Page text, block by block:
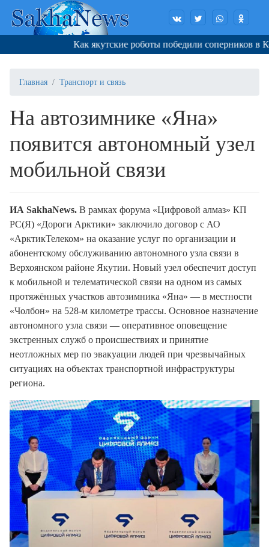
Как якутские роботы победили соперников в Корее
Главная Транспорт и связь
На автозимнике «Яна»
появится автономный узел
мобильной связи
ИA SakhaNews. В рамках форума «Цифровой алмаз» КП
РС(Я) «Дороги Арктики» заключило договор с АО
«АрктикТелеком» на оказание услуг по организации и
абонентскому обслуживанию автономного узла связи в
Верхоянском районе Якутии. Новый узел обеспечит доступ
к мобильной и телематической связи на одном из самых
протяжённых участков автозимника «Яна» — в местности
«Чолбон» на 528-м километре трассы. Основное назначение
автономного узла связи — оперативное оповещение
экстренных служб о происшествиях и принятие
неотложных мер по эвакуации людей при чрезвычайных
ситуациях на объектах транспортной инфраструктуры
региона.